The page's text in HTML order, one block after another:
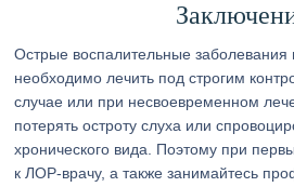
Острые воспалительные заболевания
необходимо лечить под строгим
случае или при несвоевременном
потерять остроту слуха или
хронического вида. Поэтому при
к ЛОР-врачу, а также занимайтесь